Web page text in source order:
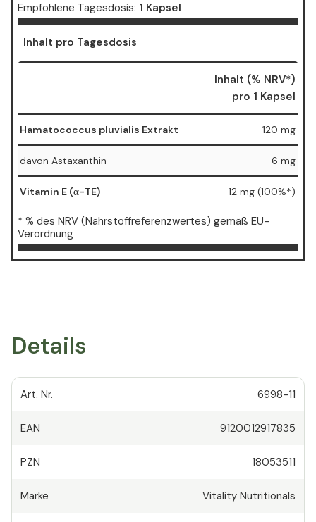
Empfohlene Tagesdosis: 1 Kapsel
Inhalt pro Tagesdosis
Inhalt (% NRV*)
pro 1 Kapsel
Hamatococcus pluvialis Extrakt 120 mg
davon Astaxanthin 6 mg
Vitamin E (α-TE) 12 mg (100%*)
* % des NRV (Nährstoffreferenzwertes) gemäß EU-
Verordnung
Details
Art. Nr. 6998-11
EAN 9120012917835
PZN 18053511
Marke Vitality Nutritionals